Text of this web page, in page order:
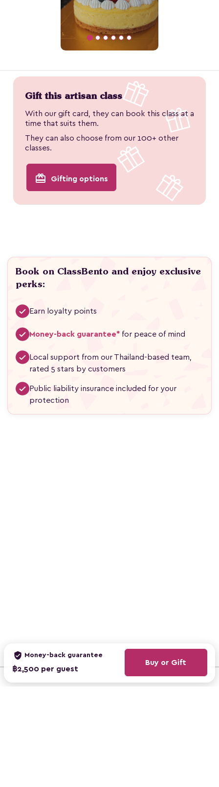
Gift this artisan class
With our gift card, they can book this class at a
time that suits them.
They can also choose from our 100+ other
classes.
redeem Gifting options
verified_user Money-back guarantee
฿2,500 per guest
Buy or Gift
Book on ClassBento and enjoy exclusive
perks:
Earn loyalty points
Money-back guarantee* for peace of mind
Local support from our Thailand-based team,
rated 5 stars by customers
Public liability insurance included for your
protection